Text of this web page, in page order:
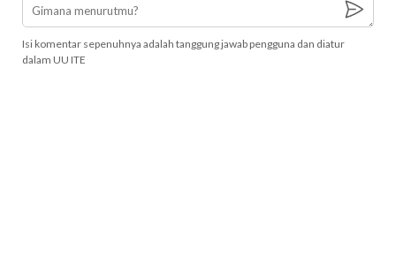
Isi komentar sepenuhnya adalah tanggung jawab pengguna dan diatur
dalam UU ITE